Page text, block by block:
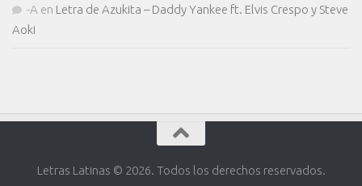
-A en Letra de Azukita – Daddy Yankee ft. Elvis Crespo y Steve
Aoki
Letras Latinas © 2026. Todos los derechos reservados.